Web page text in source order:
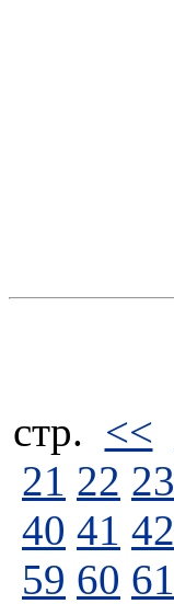
стp. <<
21 22 23
40 41 42
59 60 61